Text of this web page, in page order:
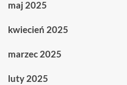
maj 2025
kwiecień 2025
marzec 2025
luty 2025